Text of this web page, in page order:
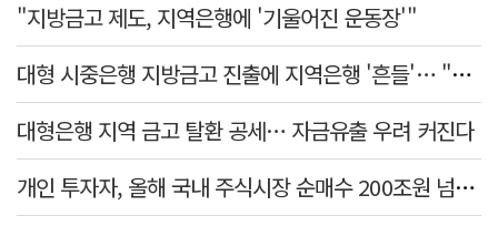
"지방금고 제도, 지역은행에 '기울어진 운동장'"
대형 시중은행 지방금고 진출에 지역은행 '흔들'… "생태계 보호 장치 필요"
대형은행 지역 금고 탈환 공세… 자금유출 우려 커진다
개인 투자자, 올해 국내 주식시장 순매수 200조원 넘었다